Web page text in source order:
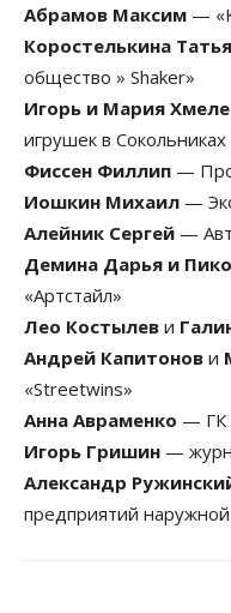
Абрамов Максим —
Коростелькина
общество » Shaker»
Игорь и Мария
игрушек в Сокольниках
Фиссен Филлип —
Иошкин Михаил —
Алейник Сергей —
Демина Дарья и
«Артстайл»
Лео Костылев и
Андрей Капитонов и
«Streetwins»
Анна Авраменко — ГК
Игорь Гришин —
Александр
предприятий